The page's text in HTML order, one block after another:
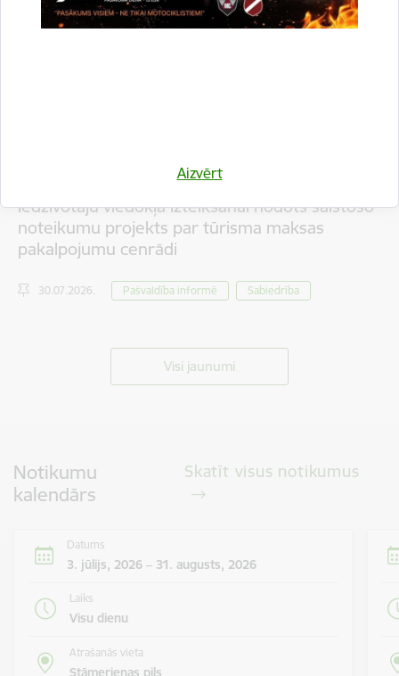
Aizvērt
Iedzīvotāju viedokļa izteikšanai nodots saistošo
noteikumu projekts par tūrisma maksas
pakalpojumu cenrādi
30.07.2026. Pašvaldība informē Sabiedrība
Visi jaunumi
Notikumu
kalendārs
Skatīt visus notikumus
Datums
3. jūlijs, 2026 – 31. augusts, 2026
Laiks
Visu dienu
Atrašanās vieta
Stāmerienas pils